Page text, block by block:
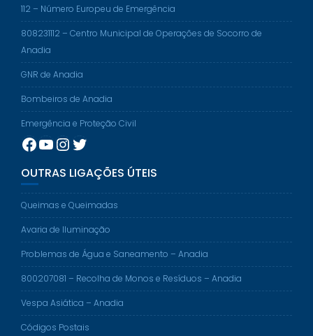
112 – Número Europeu de Emergência
808231112 – Centro Municipal de Operações de Socorro de
Anadia
GNR de Anadia
Bombeiros de Anadia
Emergência e Proteção Civil
Facebook
YouTube
Instagram
Twitter
OUTRAS LIGAÇÕES ÚTEIS
Queimas e Queimadas
Avaria de Iluminação
Problemas de Água e Saneamento – Anadia
800207081 – Recolha de Monos e Resíduos – Anadia
Vespa Asiática – Anadia
Códigos Postais